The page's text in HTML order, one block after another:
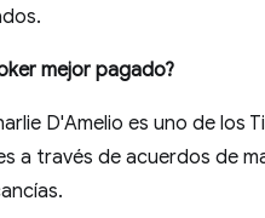
mejor pagado?
D'Amelio es uno de los
a través de acuerdos de